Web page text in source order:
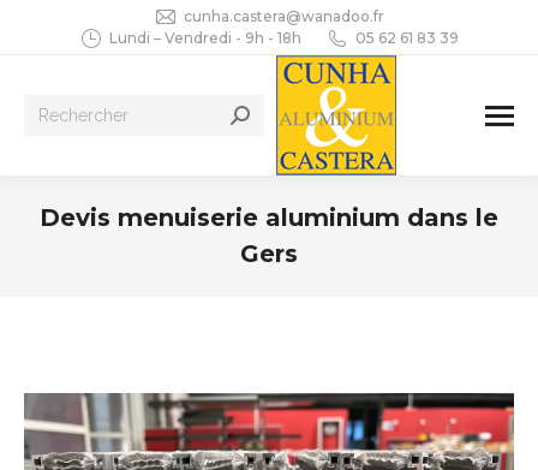
cunha.castera@wanadoo.fr
Lundi – Vendredi - 9h - 18h
05 62 61 83 39
Recherche
Devis menuiserie aluminium dans le
Gers